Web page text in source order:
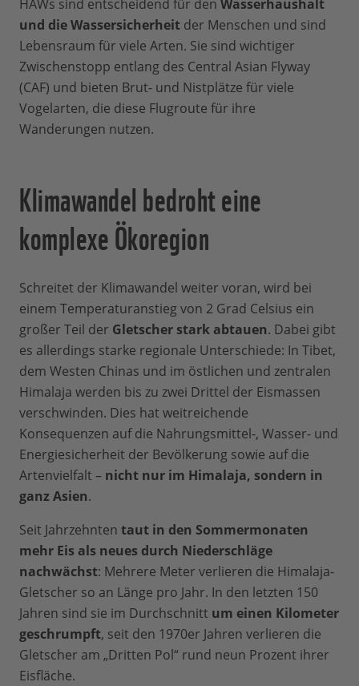
HAWs sind entscheidend für den Wasserhaushalt
und die Wassersicherheit der Menschen und sind
Lebensraum für viele Arten. Sie sind wichtiger
Zwischenstopp entlang des Central Asian Flyway
(CAF) und bieten Brut- und Nistplätze für viele
Vogelarten, die diese Flugroute für ihre
Wanderungen nutzen.
Klimawandel bedroht eine
komplexe Ökoregion
Schreitet der Klimawandel weiter voran, wird bei
einem Temperaturanstieg von 2 Grad Celsius ein
großer Teil der Gletscher stark abtauen. Dabei gibt
es allerdings starke regionale Unterschiede: In Tibet,
dem Westen Chinas und im östlichen und zentralen
Himalaja werden bis zu zwei Drittel der Eismassen
verschwinden. Dies hat weitreichende
Konsequenzen auf die Nahrungsmittel-, Wasser- und
Energiesicherheit der Bevölkerung sowie auf die
Artenvielfalt – nicht nur im Himalaja, sondern in
ganz Asien.
Seit Jahrzehnten taut in den Sommermonaten
mehr Eis als neues durch Niederschläge
nachwächst: Mehrere Meter verlieren die Himalaja-
Gletscher so an Länge pro Jahr. In den letzten 150
Jahren sind sie im Durchschnitt um einen Kilometer
geschrumpft, seit den 1970er Jahren verlieren die
Gletscher am „Dritten Pol“ rund neun Prozent ihrer
Eisfläche.